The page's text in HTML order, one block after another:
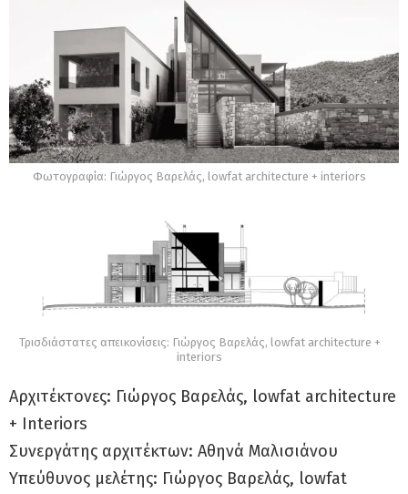
Φωτογραφία: Γιώργος Βαρελάς, lowfat architecture + interiors
Τρισδιάστατες απεικονίσεις: Γιώργος Βαρελάς, lowfat architecture +
interiors
Αρχιτέκτονες: Γιώργος Βαρελάς, lowfat architecture
+ Interiors
Συνεργάτης αρχιτέκτων: Αθηνά Μαλισιάνου
Υπεύθυνος μελέτης: Γιώργος Βαρελάς, lowfat